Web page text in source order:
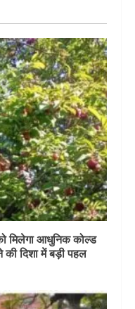
मिलेगा आधुनिक कोल्ड
दिशा में बड़ी पहल